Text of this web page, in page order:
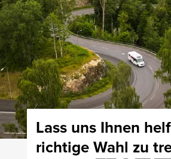
Lass uns Ihnen
richtige Wahl zu